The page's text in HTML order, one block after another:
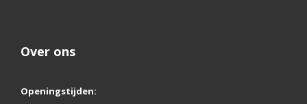
Over ons
Openingstijden: